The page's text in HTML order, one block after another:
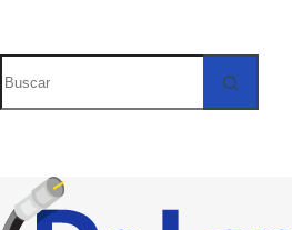
Sin
resultados